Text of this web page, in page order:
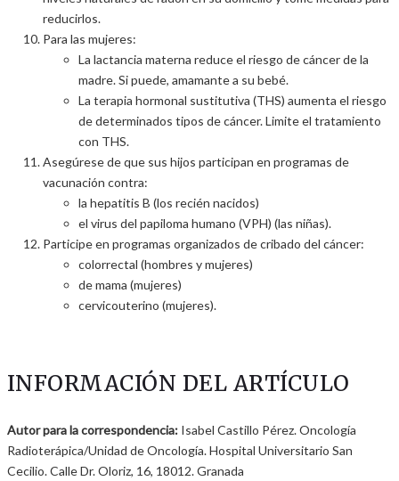
reducirlos.
Para las mujeres:
La lactancia materna reduce el riesgo de cáncer de la
madre. Si puede, amamante a su bebé.
La terapia hormonal sustitutiva (THS) aumenta el riesgo
de determinados tipos de cáncer. Limite el tratamiento
con THS.
Asegúrese de que sus hijos participan en programas de
vacunación contra:
la hepatitis B (los recién nacidos)
el virus del papiloma humano (VPH) (las niñas).
Participe en programas organizados de cribado del cáncer:
colorrectal (hombres y mujeres)
de mama (mujeres)
cervicouterino (mujeres).
INFORMACIÓN DEL ARTÍCULO
Autor para la correspondencia: Isabel Castillo Pérez. Oncología
Radioterápica/Unidad de Oncología. Hospital Universitario San
Cecilio. Calle Dr. Oloriz, 16, 18012. Granada